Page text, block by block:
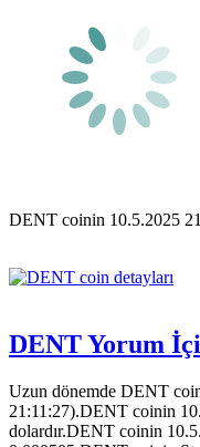
DENT coinin 10.5.2025
DENT Yorum
Uzun dönemde DENT
21:11:27).DENT coinin
dolardır.DENT coinin